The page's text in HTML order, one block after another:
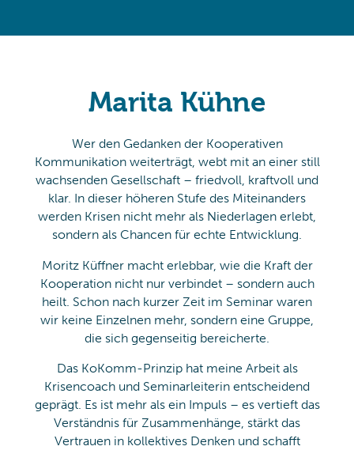
Marita Kühne
Wer den Gedanken der Kooperativen
Kommunikation weiterträgt, webt mit an einer still
wachsenden Gesellschaft – friedvoll, kraftvoll und
klar. In dieser höheren Stufe des Miteinanders
werden Krisen nicht mehr als Niederlagen erlebt,
sondern als Chancen für echte Entwicklung.
Moritz Küffner macht erlebbar, wie die Kraft der
Kooperation nicht nur verbindet – sondern auch
heilt. Schon nach kurzer Zeit im Seminar waren
wir keine Einzelnen mehr, sondern eine Gruppe,
die sich gegenseitig bereicherte.
Das KoKomm-Prinzip hat meine Arbeit als
Krisencoach und Seminarleiterin entscheidend
geprägt. Es ist mehr als ein Impuls – es vertieft das
Verständnis für Zusammenhänge, stärkt das
Vertrauen in kollektives Denken und schafft